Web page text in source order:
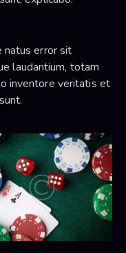
natus error sit
laudantium, totam
inventore veritatis et